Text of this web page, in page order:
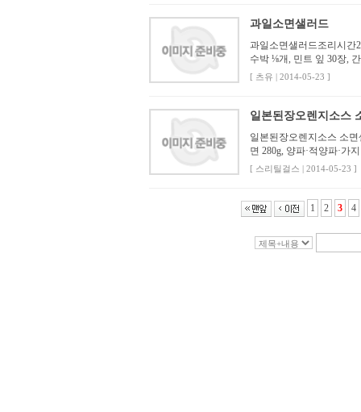
과일소면샐러드
과일소면샐러드조리시간
수박 ⅛개, 민트 잎 30장,
[ 츠유 | 2014-05-23 ]
일본된장오렌지소스
일본된장오렌지소스 소
면 280g, 양파·적양파·가
[ 스리틸걸스 | 2014-05-23 ]
1 2 3 4